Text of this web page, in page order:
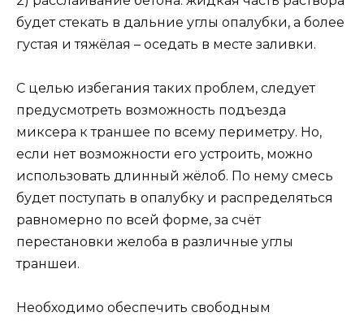
будет стекать в дальние углы опалубки, а более
густая и тяжёлая – оседать в месте заливки.
С целью избегания таких проблем, следует
предусмотреть возможность подъезда
миксера к траншее по всему периметру. Но,
если нет возможности его устроить, можно
использовать длинный жёлоб. По нему смесь
будет поступать в опалубку и распределяться
равномерно по всей форме, за счёт
перестановки желоба в различные углы
траншеи.
Необходимо обеспечить свободным